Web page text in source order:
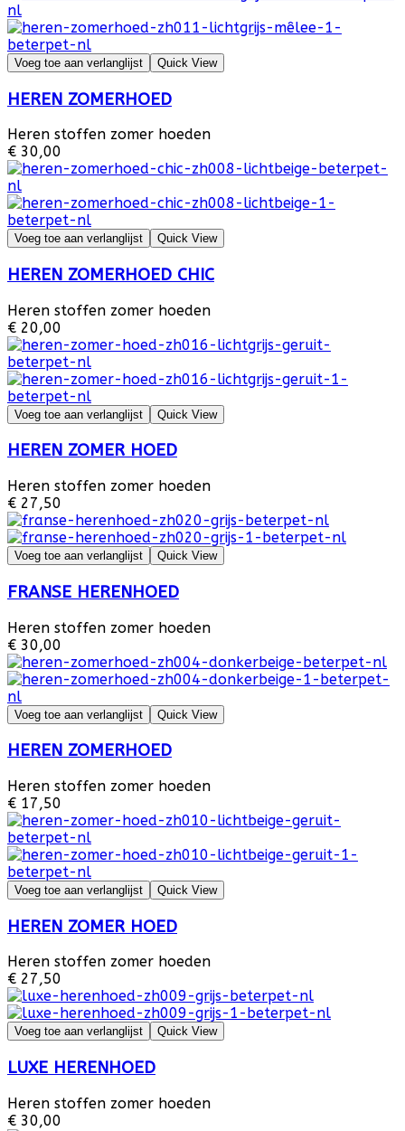
Voeg toe aan verlanglijst Quick View
HEREN ZOMERHOED
Heren stoffen zomer hoeden
€ 30,00
Voeg toe aan verlanglijst Quick View
HEREN ZOMERHOED CHIC
Heren stoffen zomer hoeden
€ 20,00
Voeg toe aan verlanglijst Quick View
HEREN ZOMER HOED
Heren stoffen zomer hoeden
€ 27,50
Voeg toe aan verlanglijst Quick View
FRANSE HERENHOED
Heren stoffen zomer hoeden
€ 30,00
Voeg toe aan verlanglijst Quick View
HEREN ZOMERHOED
Heren stoffen zomer hoeden
€ 17,50
Voeg toe aan verlanglijst Quick View
HEREN ZOMER HOED
Heren stoffen zomer hoeden
€ 27,50
Voeg toe aan verlanglijst Quick View
LUXE HERENHOED
Heren stoffen zomer hoeden
€ 30,00